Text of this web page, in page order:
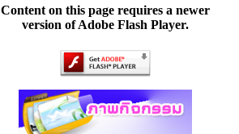
Content on this page requires a newer
version of Adobe Flash Player.